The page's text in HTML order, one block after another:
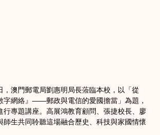
澳門郵電局劉惠明局長蒞臨本校，以「從
字網絡』——郵政與電信的愛國擔當」為題，
行專題講座。高展鴻教育顧問、張捷校長、廖
師生共同聆聽這場融合歷史、科技與家國情懷